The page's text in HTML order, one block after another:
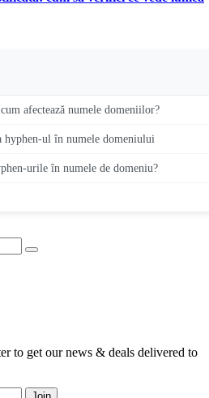
afectează numele domeniilor?
hyphen-ul în numele domeniului
urile în numele de domeniu?
to get our news & deals delivered to